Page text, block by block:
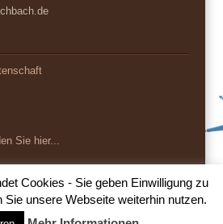
Sie hier...
Cookies - Sie geben Einwilligung zu
Sie unsere Webseite weiterhin nutzen.